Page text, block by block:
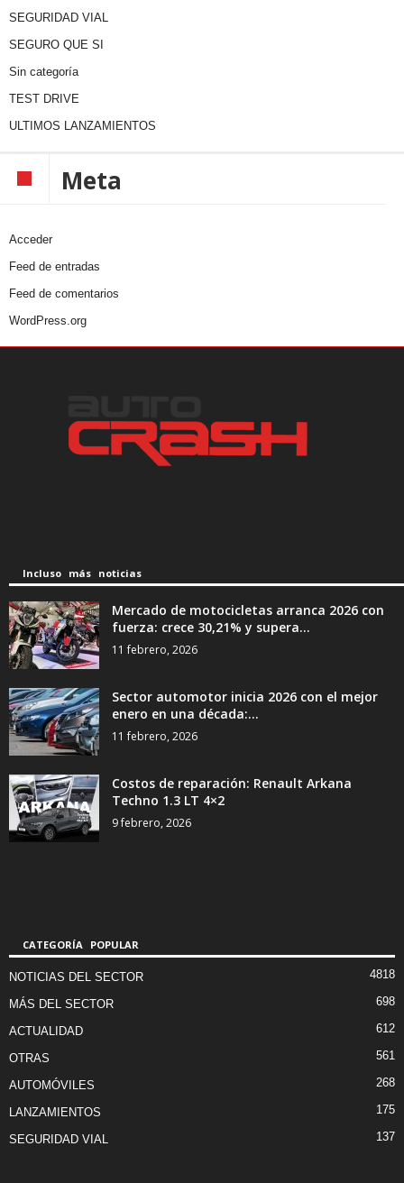
SEGURIDAD VIAL
SEGURO QUE SI
Sin categoría
TEST DRIVE
ULTIMOS LANZAMIENTOS
Meta
Acceder
Feed de entradas
Feed de comentarios
WordPress.org
Incluso más noticias
Mercado de motocicletas arranca 2026 con
fuerza: crece 30,21% y supera...
11 febrero, 2026
Sector automotor inicia 2026 con el mejor
enero en una década:...
11 febrero, 2026
Costos de reparación: Renault Arkana
Techno 1.3 LT 4×2
9 febrero, 2026
CATEGORÍA POPULAR
NOTICIAS DEL SECTOR 4818
MÁS DEL SECTOR 698
ACTUALIDAD 612
OTRAS 561
AUTOMÓVILES 268
LANZAMIENTOS 175
SEGURIDAD VIAL 137